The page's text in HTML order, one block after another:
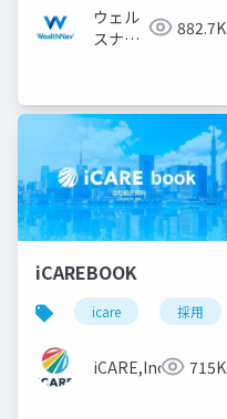
ウェル
スナビ
882.7K
iCAREBOOK
icare 採用
iCARE,Inc 715K